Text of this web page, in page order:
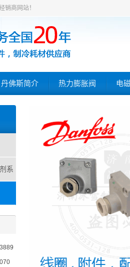
销商网站！
丹佛斯简介 热力膨胀阀 电
系